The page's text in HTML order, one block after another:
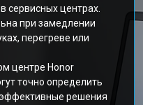
сервисных центрах.
при замедлении
перегреве или
центре Honor
точно определить
решения